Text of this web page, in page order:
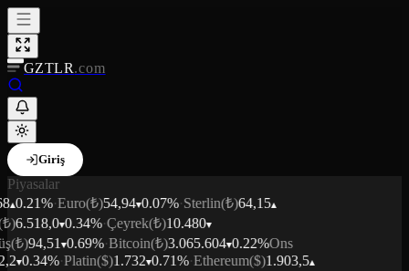
GZTLR.com
Giriş
Piyasalar
0.21%·Euro(₺)54,94 0.07%·Sterlin(₺)64,15
6.518,0 0.34%·Çeyrek(₺)10.480
(₺)94,51 0.69%·Bitcoin(₺)3.065.604 0.22%Ons
0.34%·Platin($)1.732 0.71%·Ethereum($)1.903,5